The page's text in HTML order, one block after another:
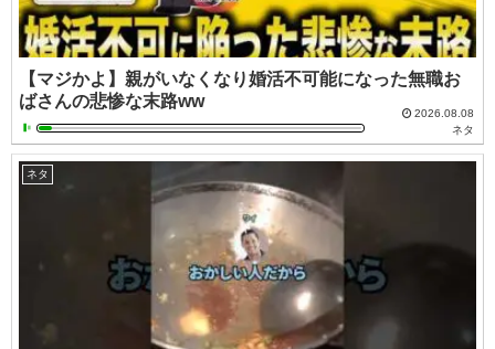
【マジかよ】親がいなくなり婚活不可能になった無職お
ばさんの悲惨な末路ww
2026.08.08
ネタ
ネタ